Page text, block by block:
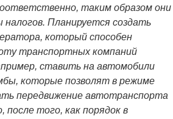
таким образом они
Планируется создать
который способен
транспортных компаний
ставить на автомобили
которые позволят в режиме
передвижение автотранспорта
после того, как порядок в